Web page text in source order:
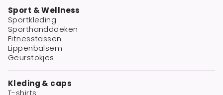
Sport & Wellness
Sportkleding
Sporthanddoeken
Fitnesstassen
Lippenbalsem
Geurstokjes
Kleding & caps
T-shirts